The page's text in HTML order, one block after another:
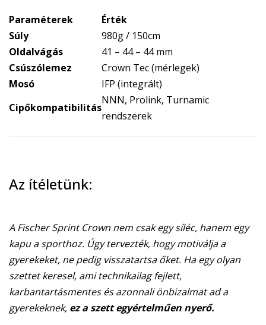
Paraméterek
Érték
Súly
980g / 150cm
Oldalvágás
41 – 44 – 44 mm
Csúszólemez
Crown Tec (mérlegek)
Mosó
IFP (integrált)
Cipőkompatibilitás
NNN, Prolink, Turnamic
rendszerek
Az ítéletünk:
A Fischer Sprint Crown nem csak egy síléc, hanem egy
kapu a sporthoz. Úgy tervezték, hogy motiválja a
gyerekeket, ne pedig visszatartsa őket. Ha egy olyan
szettet keresel, ami technikailag fejlett,
karbantartásmentes és azonnali önbizalmat ad a
gyerekeknek, ez a szett egyértelműen nyerő.